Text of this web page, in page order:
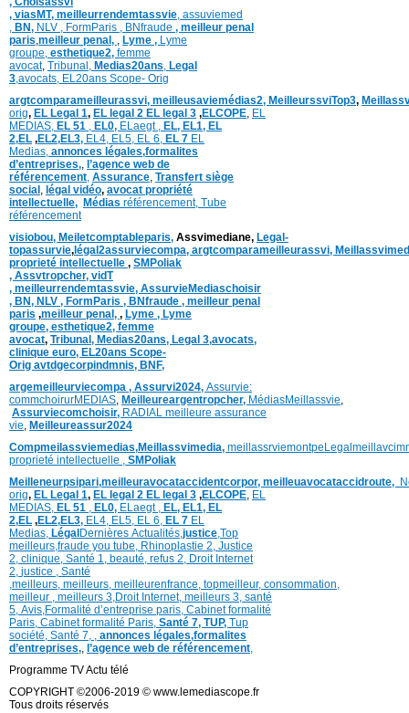
, viasMT, meilleurrendemtassvie, assuviemed
, BN, NLV , FormParis , BNfraude , meilleur penal
paris,meilleur penal, , Lyme , Lyme
groupe, esthetique2, femme
avocat, Tribunal, Medias20ans, Legal
3,avocats, EL20ans Scope- Orig
argtcomparameilleurassvi, meilleusaviemédias2, MeilleurssviTop3,
orig, EL Legal 1, EL legal 2 EL legal 3 ,ELCOPE, EL
MEDIAS, EL 51 , EL0, ELaegt , EL, EL1, EL
2,EL ,EL2,EL3, EL4, EL5, EL 6, EL 7 EL
Medias, annonces légales,formalites
d’entreprises,, l’agence web de
référencement, Assurance, Transfert siège
social , légal vidéo, avocat propriété
intellectuelle, Médias référencement, Tube
référencement
visiobou, Meiletcomptableparis, Assvimediane, Legal-
topassurvie, légal2assurviecompa, argtcomparameilleurassvi,
proprieté intellectuelle , SMPoliak
, Assvtropcher, vidT
, meilleurrendemtassvie, AssurvieMediaschoisir
, BN, NLV , FormParis , BNfraude , meilleur penal
paris ,meilleur penal, , Lyme , Lyme
groupe, esthetique2, femme
avocat, Tribunal, Medias20ans, Legal 3,avocats,
clinique euro, EL20ans Scope-
Orig avtdgecorpindmnis, BNF,
argemeilleurviecompa , Assurvi2024, Assurvie:
commchoirurMEDIAS, Meilleureargentropcher, MédiasMeillassvie,
Assurviecomchoisir, RADIAL meilleure assurance
vie, Meilleureassur2024
Compmeilassviemedias,Meillassvimedia, meillassrviemontpe
proprieté intellectuelle , SMPoliak
Meilleneurpsipari,meilleuravocataccidentcorpor, meilleuavocataccidroute,
orig, EL Legal 1, EL legal 2 EL legal 3 ,ELCOPE, EL
MEDIAS, EL 51 , EL0, ELaegt , EL, EL1, EL
2,EL ,EL2,EL3, EL4, EL5, EL 6, EL 7 EL
Medias, Légal Dernières Actualités,justice,Top
meilleurs,fraude you tube, Rhinoplastie 2, Justice
2, clinique, Santé 1, beauté, refus 2, Droit Internet
2, justice , Santé
,meilleurs, meilleurs, meilleurenfrance, topmeilleur, consommation,
meilleur , meilleurs 3,Droit Internet, meilleurs 3, santé
5, Avis,Formalité d’entreprise paris, Cabinet formalité
Paris, Cabinet formalité Paris, Santé 7, TUP, Tup
société, Santé 7, , annonces légales,formalites
d’entreprises,, l’agence web de référencement,
Programme TV Actu télé
COPYRIGHT ©2006-2019 © www.lemediascope.fr
Tous droits réservés